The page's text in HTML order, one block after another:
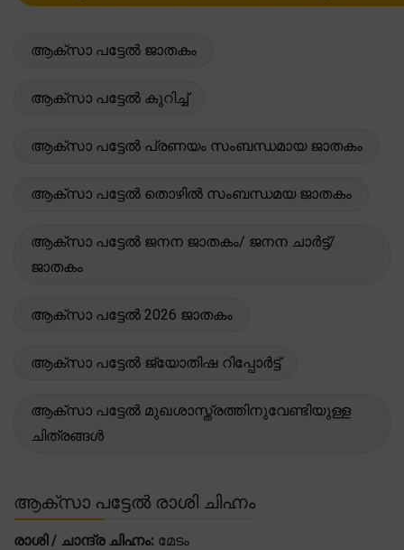
ആക്സാ പട്ടേൽ ജാതകം
ആക്സാ പട്ടേൽ കുറിച്ച്
ആക്സാ പട്ടേൽ പ്രണയം സംബന്ധമായ ജാതകം
ആക്സാ പട്ടേൽ തൊഴിൽ സംബന്ധമയ ജാതകം
ആക്സാ പട്ടേൽ ജനന ജാതകം/ ജനന ചാർട്ട്/
ജാതകം
ആക്സാ പട്ടേൽ 2026 ജാതകം
ആക്സാ പട്ടേൽ ജ്യോതിഷ റിപ്പോർട്ട്
ആക്സാ പട്ടേൽ മുഖശാസ്ത്രത്തിനുവേണ്ടിയുള്ള
ചിത്രങ്ങൾ
ആക്സാ പട്ടേൽ രാശി ചിഹ്നം
രാശി / ചാന്ദ്ര ചിഹ്നം: മേടം